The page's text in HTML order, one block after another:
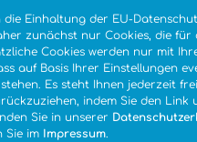
die Einhaltung der EU-
zunächst nur Cookies, die für
Cookies werden nur mit
auf Basis Ihrer Einstellungen
Es steht Ihnen jederzeit
indem Sie den Link
Sie in unserer
Sie im Impressum.